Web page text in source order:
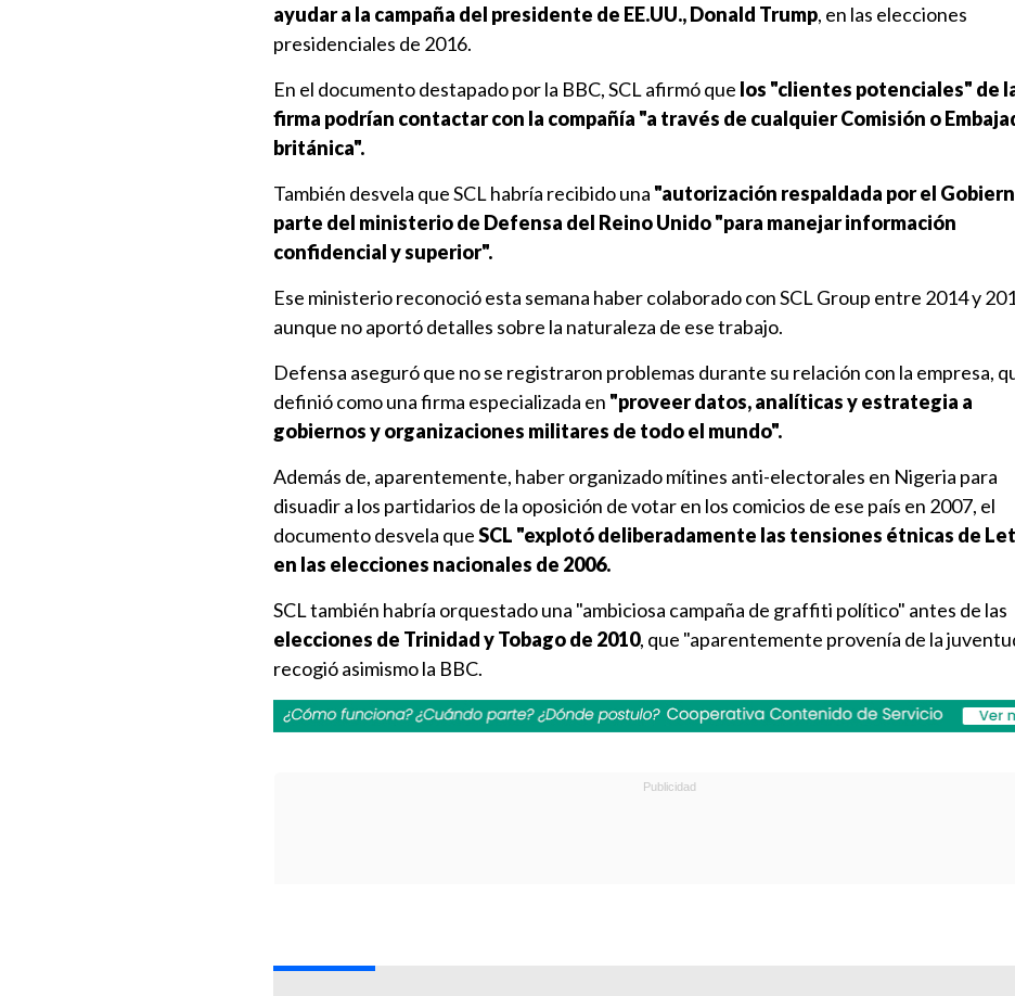
ayudar a la campaña del presidente de EE.UU., Donald Trump, en las elecciones
presidenciales de 2016.
En el documento destapado por la BBC, SCL afirmó que los "clientes potenciales" de
firma podrían contactar con la compañía "a través de cualquier Comisión o
británica".
También desvela que SCL habría recibido una "autorización respaldada por el
parte del ministerio de Defensa del Reino Unido "para manejar información
confidencial y superior".
Ese ministerio reconoció esta semana haber colaborado con SCL Group entre 2014 y
aunque no aportó detalles sobre la naturaleza de ese trabajo.
Defensa aseguró que no se registraron problemas durante su relación con la empresa,
definió como una firma especializada en "proveer datos, analíticas y estrategia a
gobiernos y organizaciones militares de todo el mundo".
Además de, aparentemente, haber organizado mítines anti-electorales en Nigeria para
disuadir a los partidarios de la oposición de votar en los comicios de ese país en 2007, el
documento desvela queSCL "explotó deliberadamente las tensiones étnicas de
en las elecciones nacionales de 2006.
SCL también habría orquestado una "ambiciosa campaña de graffiti político" antes de las
elecciones de Trinidad y Tobago de 2010, que "aparentemente provenía de la
recogió asimismo la BBC.